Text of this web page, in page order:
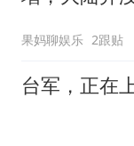
果妈聊娱乐 2跟贴
台军，正在